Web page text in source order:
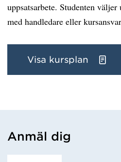
uppsatsarbete. Studenten väljer
med handledare eller
Visa kursplan
Anmäl dig